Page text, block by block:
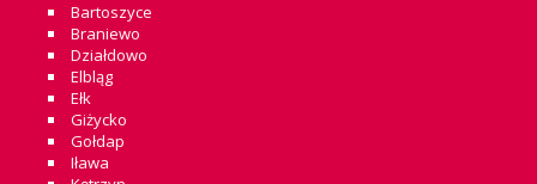
Bartoszyce
Braniewo
Działdowo
Elbląg
Ełk
Giżycko
Gołdap
Iława